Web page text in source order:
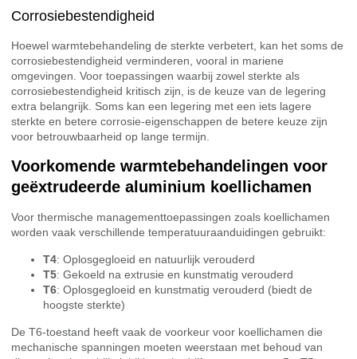
Corrosiebestendigheid
Hoewel warmtebehandeling de sterkte verbetert, kan het soms de
corrosiebestendigheid verminderen, vooral in mariene
omgevingen. Voor toepassingen waarbij zowel sterkte als
corrosiebestendigheid kritisch zijn, is de keuze van de legering
extra belangrijk. Soms kan een legering met een iets lagere
sterkte en betere corrosie-eigenschappen de betere keuze zijn
voor betrouwbaarheid op lange termijn.
Voorkomende warmtebehandelingen voor
geëxtrudeerde aluminium koellichamen
Voor thermische managementtoepassingen zoals koellichamen
worden vaak verschillende temperatuuraanduidingen gebruikt:
T4: Oplosgegloeid en natuurlijk verouderd
T5: Gekoeld na extrusie en kunstmatig verouderd
T6: Oplosgegloeid en kunstmatig verouderd (biedt de
hoogste sterkte)
De T6-toestand heeft vaak de voorkeur voor koellichamen die
mechanische spanningen moeten weerstaan met behoud van